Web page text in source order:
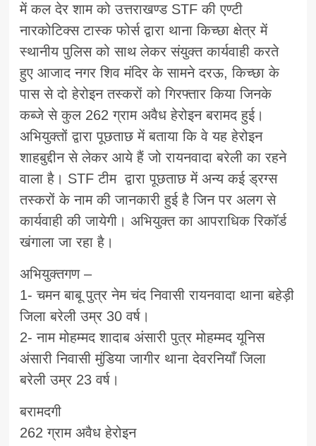
में कल देर शाम को उत्तराखण्ड STF की एण्टी
नारकोटिक्स टास्क फोर्स द्वारा थाना किच्छा क्षेत्र में
स्थानीय पुलिस को साथ लेकर संयुक्त कार्यवाही करते
हुए आजाद नगर शिव मंदिर के सामने दरऊ, किच्छा के
पास से दो हेरोइन तस्करों को गिरफ्तार किया जिनके
कब्जे से कुल 262 ग्राम अवैध हेरोइन बरामद हुई।
अभियुक्तों द्वारा पूछताछ में बताया कि वे यह हेरोइन
शाहबुद्दीन से लेकर आये हैं जो रायनवादा बरेली का रहने
वाला है। STF टीम द्वारा पूछताछ में अन्य कई ड्रग्स
तस्करों के नाम की जानकारी हुई है जिन पर अलग से
कार्यवाही की जायेगी। अभियुक्त का आपराधिक रिकॉर्ड
खंगाला जा रहा है।
अभियुक्तगण –
1- चमन बाबू पुत्र नेम चंद निवासी रायनवादा थाना बहेड़ी
जिला बरेली उम्र 30 वर्ष।
2- नाम मोहम्मद शादाब अंसारी पुत्र मोहम्मद यूनिस
अंसारी निवासी मुंडिया जागीर थाना देवरनियाँ जिला
बरेली उम्र 23 वर्ष।
बरामदगी
262 ग्राम अवैध हेरोइन